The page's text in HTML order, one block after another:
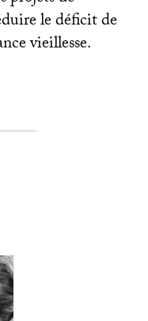
le déficit de
vieillesse.